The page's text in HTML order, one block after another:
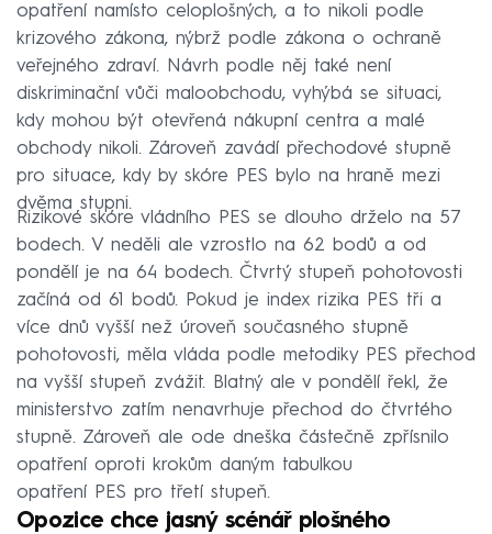
opatření namísto celoplošných, a to nikoli podle
krizového zákona, nýbrž podle zákona o ochraně
veřejného zdraví. Návrh podle něj také není
diskriminační vůči maloobchodu, vyhýbá se situaci,
kdy mohou být otevřená nákupní centra a malé
obchody nikoli. Zároveň zavádí přechodové stupně
pro situace, kdy by skóre PES bylo na hraně mezi
dvěma stupni.
Rizikové skóre vládního PES se dlouho drželo na 57
bodech. V neděli ale vzrostlo na 62 bodů a od
pondělí je na 64 bodech. Čtvrtý stupeň pohotovosti
začíná od 61 bodů. Pokud je index rizika PES tři a
více dnů vyšší než úroveň současného stupně
pohotovosti, měla vláda podle metodiky PES přechod
na vyšší stupeň zvážit. Blatný ale v pondělí řekl, že
ministerstvo zatím nenavrhuje přechod do čtvrtého
stupně. Zároveň ale ode dneška částečně zpřísnilo
opatření oproti krokům daným tabulkou
opatření PES pro třetí stupeň.
Opozice chce jasný scénář plošného